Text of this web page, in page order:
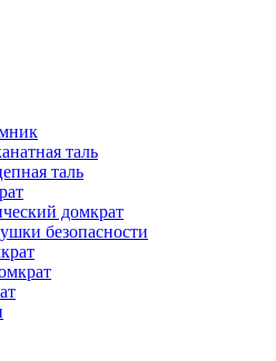
таль
таль
домкрат
безопасности